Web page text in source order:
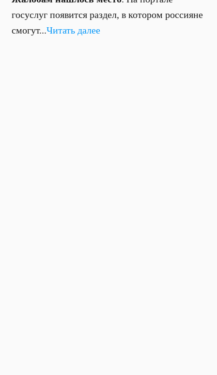
госуслуг появится раздел, в котором россияне
смогут...Читать далее